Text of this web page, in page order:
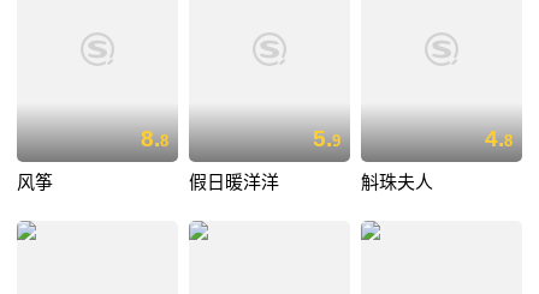
8.8
风筝
5.9
假日暖洋洋
4.8
斛珠夫人